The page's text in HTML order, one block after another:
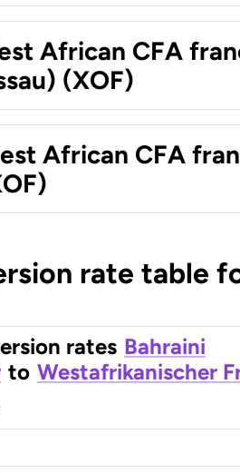
African CFA
(XOF)
African CFA
rate table
rates Bahraini
to Westafrikanischer